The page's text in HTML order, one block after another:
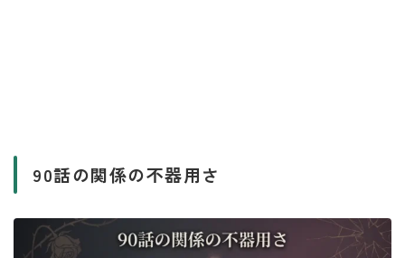
90話の関係の不器用さ